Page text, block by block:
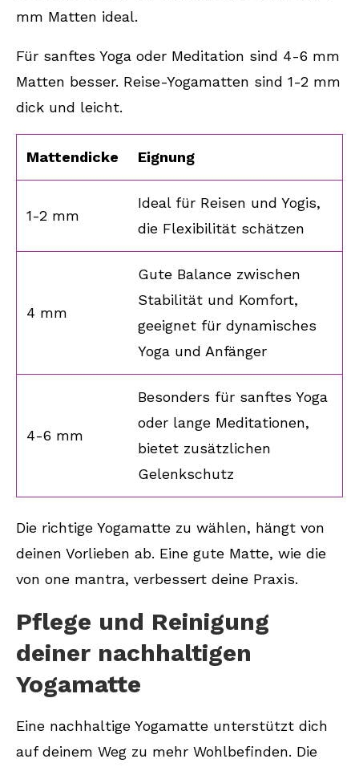
mm Matten ideal.
Für sanftes Yoga oder Meditation sind 4-6 mm
Matten besser. Reise-Yogamatten sind 1-2 mm
dick und leicht.
Mattendicke Eignung
1-2 mm
Ideal für Reisen und Yogis,
die Flexibilität schätzen
4 mm
Gute Balance zwischen
Stabilität und Komfort,
geeignet für dynamisches
Yoga und Anfänger
4-6 mm
Besonders für sanftes Yoga
oder lange Meditationen,
bietet zusätzlichen
Gelenkschutz
Die richtige Yogamatte zu wählen, hängt von
deinen Vorlieben ab. Eine gute Matte, wie die
von one mantra, verbessert deine Praxis.
Pflege und Reinigung
deiner nachhaltigen
Yogamatte
Eine nachhaltige Yogamatte unterstützt dich
auf deinem Weg zu mehr Wohlbefinden. Die